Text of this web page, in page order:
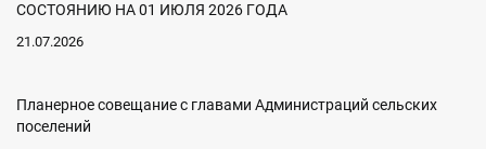
СОСТОЯНИЮ НА 01 ИЮЛЯ 2026 ГОДА
21.07.2026
Планерное совещание с главами Администраций сельских
поселений